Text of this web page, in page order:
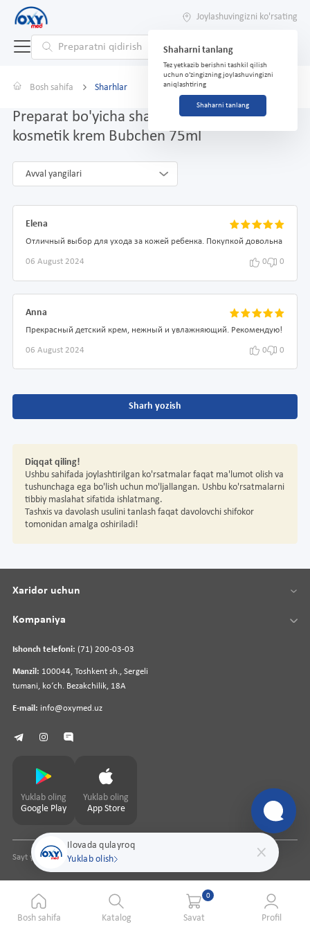
Joylashuvingizni ko'rsating
Shaharni tanlang
Tez yetkazib berishni tashkil qilish
uchun o'zingizning joylashuvingizni
aniqlashtiring
Shaharni tanlang
Bosh sahifa Sharhlar
Preparat bo'yicha sharhlar Bolalar uchun
kosmetik krem Bubchen 75ml
Avval yangilari
Elena
Отличный выбор для ухода за кожей ребенка. Покупкой довольна
06 August 2024 0 0
Anna
Прекрасный детский крем, нежный и увлажняющий. Рекомендую!
06 August 2024 0 0
Sharh yozish
Diqqat qiling!
Ushbu sahifada joylashtirilgan ko'rsatmalar faqat ma'lumot olish va
tushunchaga ega bo'lish uchun mo'ljallangan. Ushbu ko'rsatmalarni
tibbiy maslahat sifatida ishlatmang.
Tashxis va davolash usulini tanlash faqat davolovchi shifokor
tomonidan amalga oshiriladi!
Ilovada qulayroq
Yuklab olish
Ishonch telefoni: (71) 200-03-03
Manzil: 100044, Toshkent sh., Sergeli
tumani, koʻch. Bezakchilik, 18A
E-mail: info@oxymed.uz
Xaridor uchun
Kompaniya
Yuklab oling
Google Play
Yuklab oling
App Store
Sayt yaratuvchipharmit.uz
Bosh sahifa Katalog
0
Savat Profil